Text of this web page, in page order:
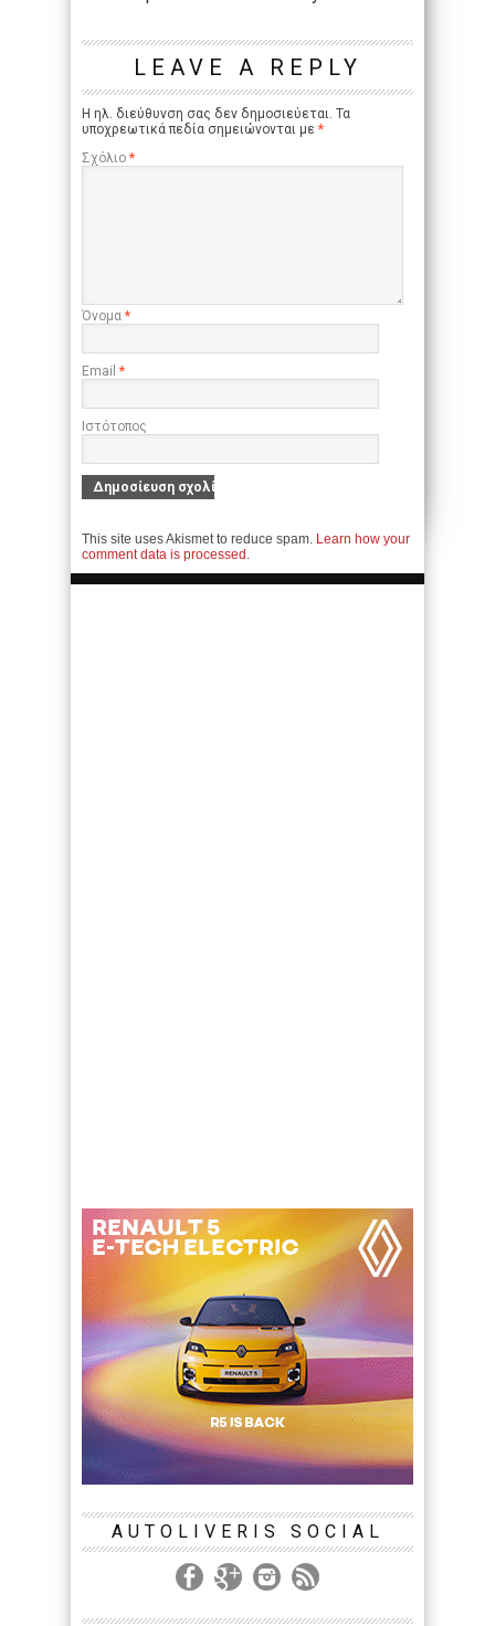
LEAVE A REPLY
Η ηλ. διεύθυνση σας δεν δημοσιεύεται. Τα
υποχρεωτικά πεδία σημειώνονται με *
Σχόλιο *
Όνομα *
Email *
Ιστότοπος
This site uses Akismet to reduce spam. Learn how your
comment data is processed.
AUTOLIVERIS SOCIAL